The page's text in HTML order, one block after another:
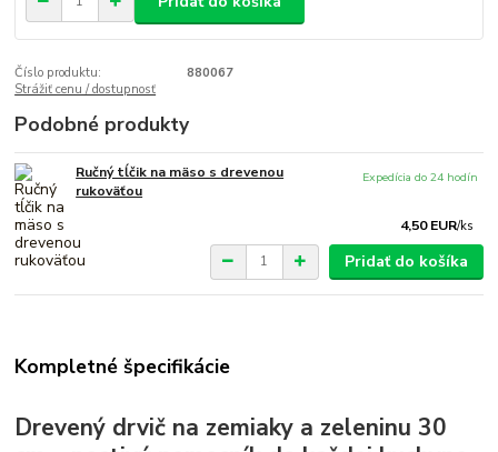
Číslo produktu:
880067
Strážiť cenu / dostupnosť
Podobné produkty
Ručný tĺčik na mäso s drevenou
rukoväťou
4,50 EUR/ks
Expedícia do 24 hodín
Pridať do košíka
Kompletné špecifikácie
Drevený drvič na zemiaky a zeleninu 30